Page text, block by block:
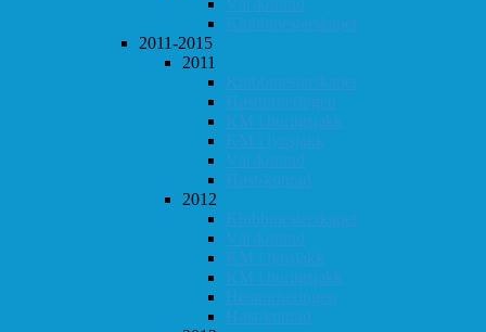
Klubbmesterskapet
2011-2015
2011
Klubbmesterskapet
Høstturneringen
KM i hurtigsjakk
KM i lynsjakk
Vår-konrad
Høst-konrad
2012
Klubbmesterskapet
Vår-konrad
KM i lynsjakk
KM i hurtigsjakk
Høstturneringen
Høst-konrad